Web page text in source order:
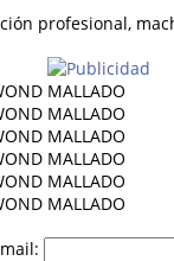
profesional,